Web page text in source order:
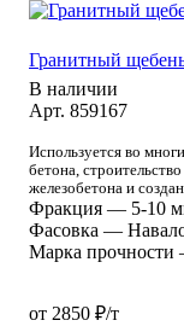
Гранитный
В наличии
Арт. 859167
Используется во
бетона,
железобетона и
Фракция — 5-10
Фасовка —
Марка прочности
от 2850 ₽/т